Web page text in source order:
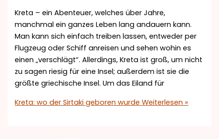
Kreta – ein Abenteuer, welches über Jahre,
manchmal ein ganzes Leben lang andauern kann.
Man kann sich einfach treiben lassen, entweder per
Flugzeug oder Schiff anreisen und sehen wohin es
einen „verschlägt“. Allerdings, Kreta ist groß, um nicht
zu sagen riesig für eine Insel; außerdem ist sie die
größte griechische Insel. Um das Eiland für
Kreta: wo der Sirtaki geboren wurde Weiterlesen »